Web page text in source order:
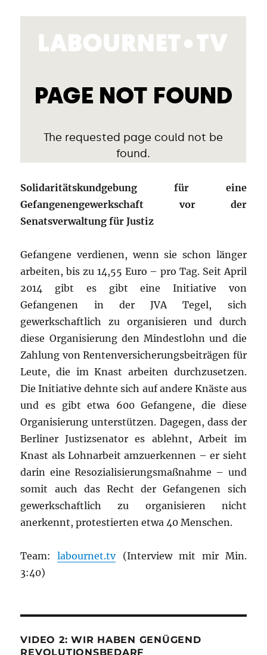
Solidaritätskundgebung für eine
Gefangenengewerkschaft vor der
Senatsverwaltung für Justiz
Gefangene verdienen, wenn sie schon länger
arbeiten, bis zu 14,55 Euro – pro Tag. Seit April
2014 gibt es gibt eine Initiative von
Gefangenen in der JVA Tegel, sich
gewerkschaftlich zu organisieren und durch
diese Organisierung den Mindestlohn und die
Zahlung von Rentenversicherungsbeiträgen für
Leute, die im Knast arbeiten durchzusetzen.
Die Initiative dehnte sich auf andere Knäste aus
und es gibt etwa 600 Gefangene, die diese
Organisierung unterstützen. Dagegen, dass der
Berliner Justizsenator es ablehnt, Arbeit im
Knast als Lohnarbeit amzuerkennen – er sieht
darin eine Resozialisierungsmaßnahme – und
somit auch das Recht der Gefangenen sich
gewerkschaftlich zu organisieren nicht
anerkennt, protestierten etwa 40 Menschen.
Team:labournet.tv(Interview mit mir Min.
3:40)
VIDEO 2: WIR HABEN GENÜGEND
REVOLUTIONSBEDARF